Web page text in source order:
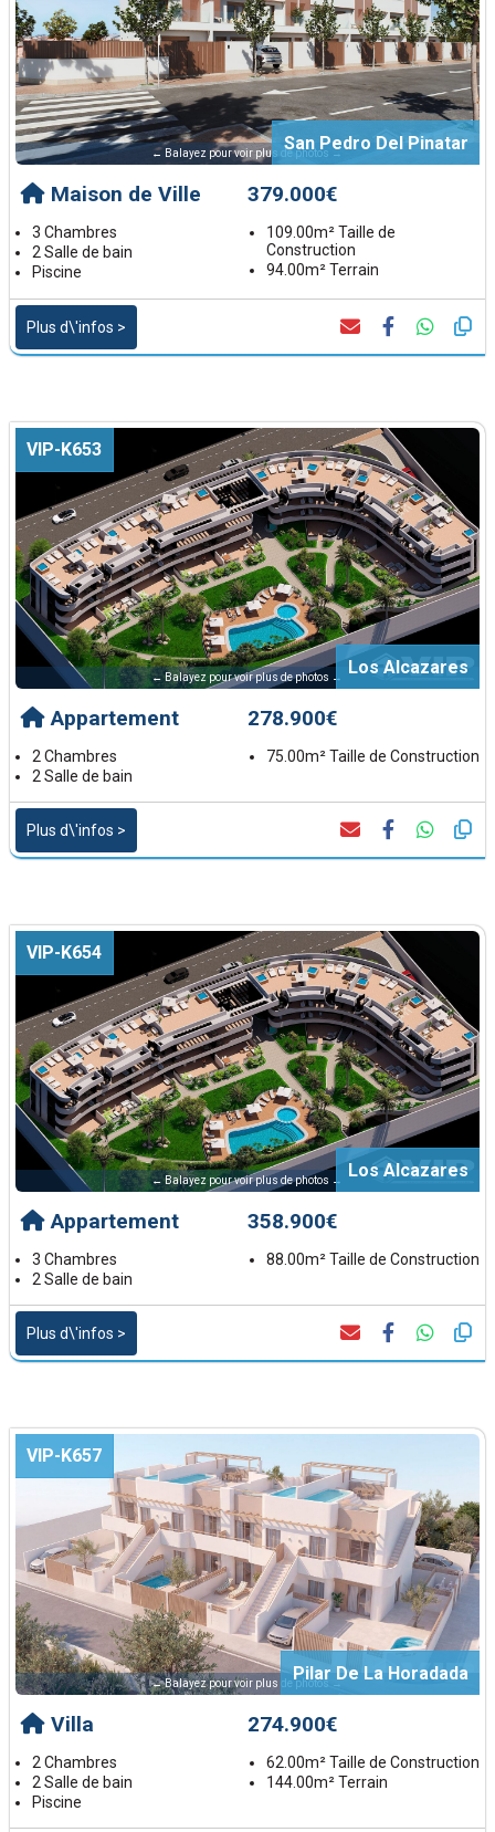
← Balayez pour voir plus de photos →San Pedro Del Pinatar
Maison de Ville 379.000€
3 Chambres
2 Salle de bain
Piscine
109.00m² Taille de
Construction
94.00m² Terrain
Plus d\'infos >
← Balayez pour voir plus de photos → Los Alcazares
VIP-K653
Appartement 278.900€
2 Chambres
2 Salle de bain
75.00m² Taille de Construction
Plus d\'infos >
← Balayez pour voir plus de photos → Los Alcazares
VIP-K654
Appartement 358.900€
3 Chambres
2 Salle de bain
88.00m² Taille de Construction
Plus d\'infos >
← Balayez pour voir plus de photos →Pilar De La Horadada
VIP-K657
Villa 274.900€
2 Chambres
2 Salle de bain
Piscine
62.00m² Taille de Construction
144.00m² Terrain